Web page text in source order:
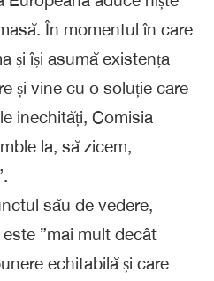
În momentul în care
și își asumă existența
și vine cu o soluție care
inechități, Comisia
la, să zicem,
său de vedere,
”mai mult decât
echitabilă și care